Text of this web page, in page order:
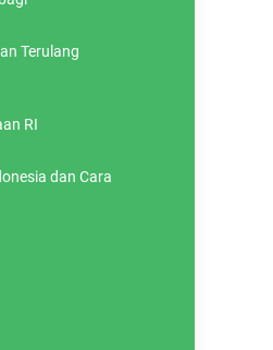
Terulang
RI
dan Cara